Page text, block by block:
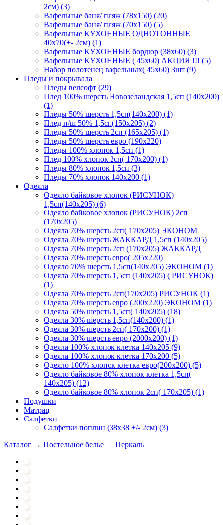
2см) (3)
Вафельные баня/ пляж (78х150) (20)
Вафельные баня/ пляж (70х150) (5)
Вафельные КУХОННЫЕ ОДНОТОННЫЕ
40х70(+- 2см) (1)
Вафельные КУХОННЫЕ бордюр (38х60) (3)
Вафельные КУХОННЫЕ ( 45х60) АКЦИЯ !!! (5)
Набор полотенец вафельных( 45х60) 3шт (9)
Пледы и покрывала
Пледы велсофт (29)
Плед 100% шерсть Новозеландская 1,5сп (140х200)
(1)
Пледы 50% шерсть 1,5сп(140х200) (1)
Плед п/ш 50% 1,5сп(150х205) (2)
Пледы 50% шерсть 2сп (165х205) (1)
Пледы 50% шерсть евро (190х220)
Пледы 100% хлопок 1,5сп (1)
Плед 100% хлопок 2сп( 170х200) (1)
Пледы 80% хлопок 1,5сп (3)
Пледы 70% хлопок 140х200 (1)
Одеяла
Одеяло байковое хлопок (РИСУНОК)
1,5сп(140х205) (6)
Одеяло байковое хлопок (РИСУНОК) 2сп
(170х205)
Одеяла 70% шерсть 2сп( 170х205) ЭКОНОМ
Одеяла 70% шерсть ЖАККАРД 1,5сп (140х205)
Одеяла 70% шерсть 2сп (170х205) ЖАККАРД
Одеяла 70% шерсть евро( 205х220)
Одеяло 70% шерсть 1,5сп(140х205) ЭКОНОМ (1)
Одеяла 70% шерсть 1,5сп (140х205) ( РИСУНОК)
(1)
Одеяла 70% шерсть 2сп(170х205) РИСУНОК (1)
Одеяла 70% шерсть евро (200х220) ЭКОНОМ (1)
Одеяла 50% шерсть 1,5сп( 140х205) (18)
Одеяла 30% шерсть 1,5сп(140х200) (1)
Одеяла 30% шерсть 2сп( 170х200) (1)
Одеяла 30% шерсть евро (2000х200) (1)
Одеяла 100% хлопок клетка 140х205 (9)
Одеяла 100% хлопок клетка 170х200 (5)
Одеяло 100% хлопок клетка евро(200х200) (5)
Одеяло байковое 80% хлопок клетка 1,5сп(
140х205) (12)
Одеяло байковое 80% хлопок 2сп( 170х205) (1)
Подушки
Матрац
Салфетки
Салфетки поплин (38х38 +/- 2см) (3)
Каталог → Постельное белье → Перкаль